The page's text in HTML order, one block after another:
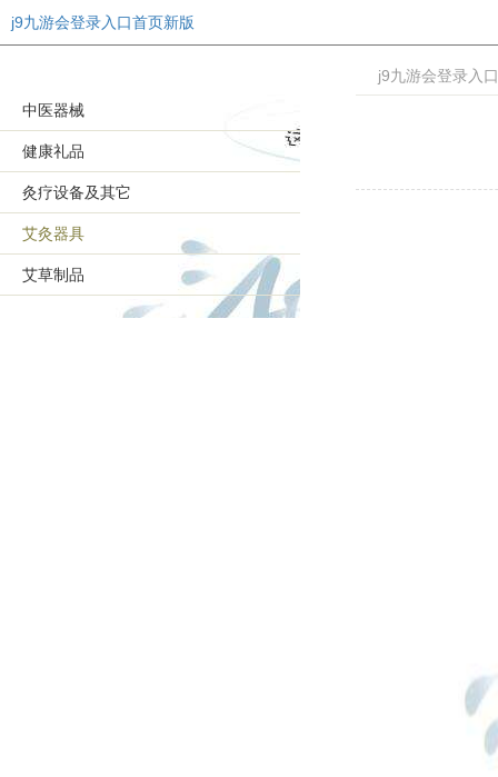
j9九游会登录入口首页新版
中医器械
健康礼品
灸疗设备及其它
艾灸器具
艾草制品
j9九游会登录入